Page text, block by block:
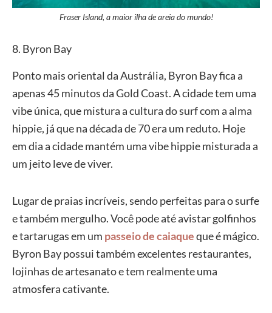
Fraser Island, a maior ilha de areia do mundo!
8. Byron Bay
Ponto mais oriental da Austrália, Byron Bay fica a
apenas 45 minutos da Gold Coast. A cidade tem uma
vibe única, que mistura a cultura do surf com a alma
hippie, já que na década de 70 era um reduto. Hoje
em dia a cidade mantém uma vibe hippie misturada a
um jeito leve de viver.
Lugar de praias incríveis, sendo perfeitas para o surfe
e também mergulho. Você pode até avistar golfinhos
e tartarugas em um passeio de caiaqueque é mágico.
Byron Bay possui também excelentes restaurantes,
lojinhas de artesanato e tem realmente uma
atmosfera cativante.